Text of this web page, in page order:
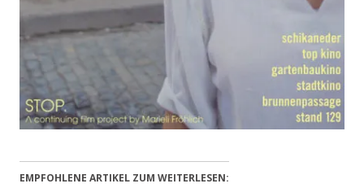
EMPFOHLENE ARTIKEL ZUM WEITERLESEN: